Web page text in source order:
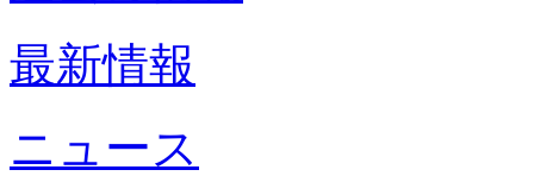
最新情報
ニュース